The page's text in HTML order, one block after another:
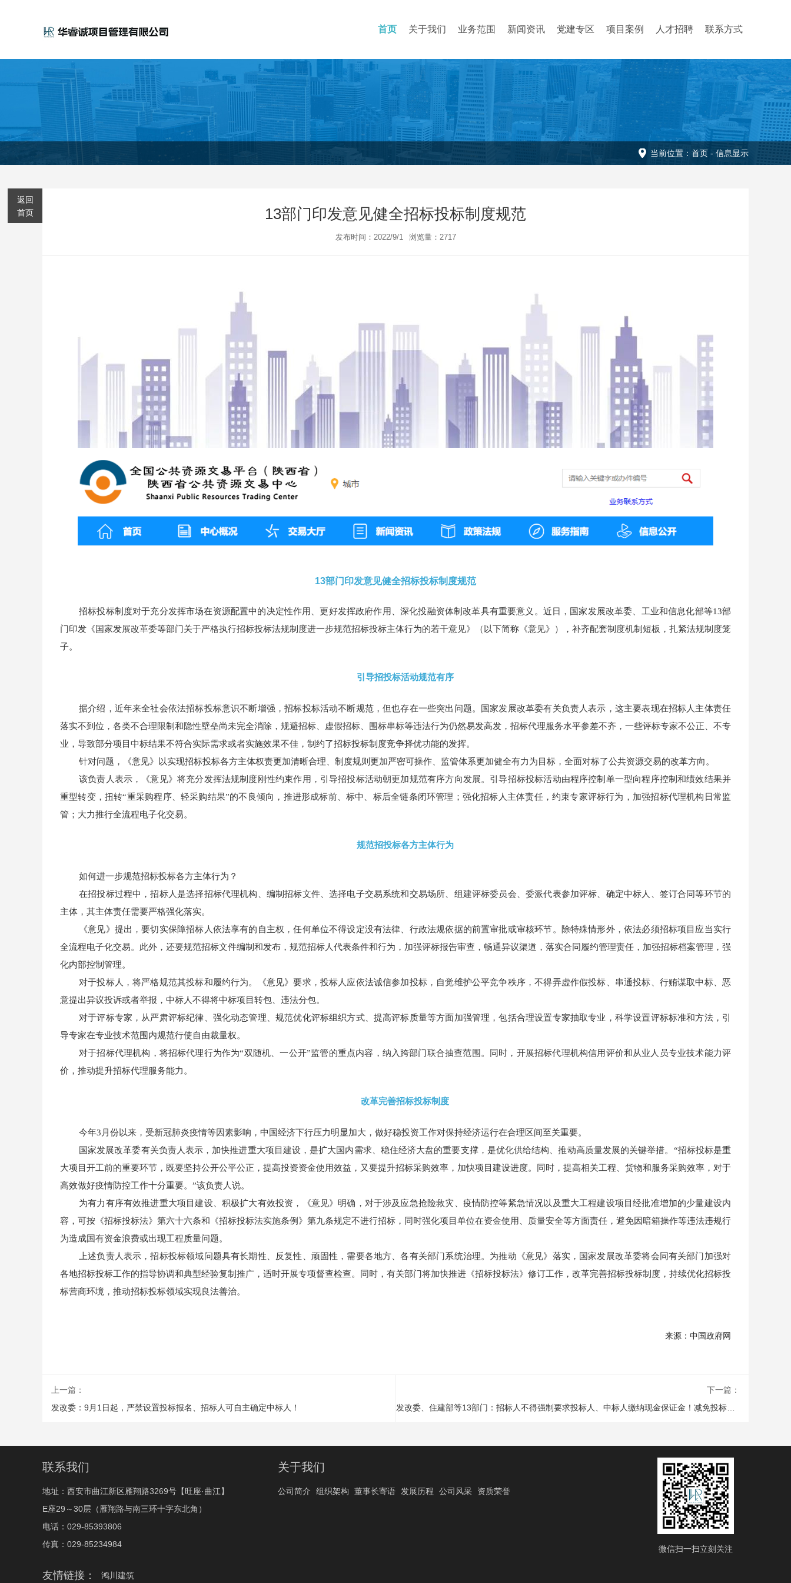
首页 关于我们 业务范围 新闻资讯 党建专区 项目案例 人才招聘 联系方式
当前位置： 首页 - 信息显示
返回
首页
13部门印发意见健全招标投标制度规范
发布时间：2022/9/1 浏览量：2717
13部门印发意见健全招标投标制度规范
招标投标制度对于充分发挥市场在资源配置中的决定性作用、更好发挥政府作用、深化投融资体制改革具有重要意义。近日，国家发展改革委、工业和信息化部等13部
门印发《国家发展改革委等部门关于严格执行招标投标法规制度进一步规范招标投标主体行为的若干意见》（以下简称《意见》），补齐配套制度机制短板，扎紧法规制度笼
子。
引导招投标活动规范有序
据介绍，近年来全社会依法招标投标意识不断增强，招标投标活动不断规范，但也存在一些突出问题。国家发展改革委有关负责人表示，这主要表现在招标人主体责任
落实不到位，各类不合理限制和隐性壁垒尚未完全消除，规避招标、虚假招标、围标串标等违法行为仍然易发高发，招标代理服务水平参差不齐，一些评标专家不公正、不专
业，导致部分项目中标结果不符合实际需求或者实施效果不佳，制约了招标投标制度竞争择优功能的发挥。
针对问题，《意见》以实现招标投标各方主体权责更加清晰合理、制度规则更加严密可操作、监管体系更加健全有力为目标，全面对标了公共资源交易的改革方向。
该负责人表示，《意见》将充分发挥法规制度刚性约束作用，引导招投标活动朝更加规范有序方向发展。引导招标投标活动由程序控制单一型向程序控制和绩效结果并
重型转变，扭转“重采购程序、轻采购结果”的不良倾向，推进形成标前、标中、标后全链条闭环管理；强化招标人主体责任，约束专家评标行为，加强招标代理机构日常监
管；大力推行全流程电子化交易。
规范招投标各方主体行为
如何进一步规范招标投标各方主体行为？
在招投标过程中，招标人是选择招标代理机构、编制招标文件、选择电子交易系统和交易场所、组建评标委员会、委派代表参加评标、确定中标人、签订合同等环节的
主体，其主体责任需要严格强化落实。
《意见》提出，要切实保障招标人依法享有的自主权，任何单位不得设定没有法律、行政法规依据的前置审批或审核环节。除特殊情形外，依法必须招标项目应当实行
全流程电子化交易。此外，还要规范招标文件编制和发布，规范招标人代表条件和行为，加强评标报告审查，畅通异议渠道，落实合同履约管理责任，加强招标档案管理，强
化内部控制管理。
对于投标人，将严格规范其投标和履约行为。《意见》要求，投标人应依法诚信参加投标，自觉维护公平竞争秩序，不得弄虚作假投标、串通投标、行贿谋取中标、恶
意提出异议投诉或者举报，中标人不得将中标项目转包、违法分包。
对于评标专家，从严肃评标纪律、强化动态管理、规范优化评标组织方式、提高评标质量等方面加强管理，包括合理设置专家抽取专业，科学设置评标标准和方法，引
导专家在专业技术范围内规范行使自由裁量权。
对于招标代理机构，将招标代理行为作为“双随机、一公开”监管的重点内容，纳入跨部门联合抽查范围。同时，开展招标代理机构信用评价和从业人员专业技术能力评
价，推动提升招标代理服务能力。
改革完善招标投标制度
今年3月份以来，受新冠肺炎疫情等因素影响，中国经济下行压力明显加大，做好稳投资工作对保持经济运行在合理区间至关重要。
国家发展改革委有关负责人表示，加快推进重大项目建设，是扩大国内需求、稳住经济大盘的重要支撑，是优化供给结构、推动高质量发展的关键举措。“招标投标是重
大项目开工前的重要环节，既要坚持公开公平公正，提高投资资金使用效益，又要提升招标采购效率，加快项目建设进度。同时，提高相关工程、货物和服务采购效率，对于
高效做好疫情防控工作十分重要。”该负责人说。
为有力有序有效推进重大项目建设、积极扩大有效投资，《意见》明确，对于涉及应急抢险救灾、疫情防控等紧急情况以及重大工程建设项目经批准增加的少量建设内
容，可按《招标投标法》第六十六条和《招标投标法实施条例》第九条规定不进行招标，同时强化项目单位在资金使用、质量安全等方面责任，避免因暗箱操作等违法违规行
为造成国有资金浪费或出现工程质量问题。
上述负责人表示，招标投标领域问题具有长期性、反复性、顽固性，需要各地方、各有关部门系统治理。为推动《意见》落实，国家发展改革委将会同有关部门加强对
各地招标投标工作的指导协调和典型经验复制推广，适时开展专项督查检查。同时，有关部门将加快推进《招标投标法》修订工作，改革完善招标投标制度，持续优化招标投
标营商环境，推动招标投标领域实现良法善治。
来源：中国政府网
上一篇：
发改委：9月1日起，严禁设置投标报名、招标人可自主确定中标人！
下一篇：
联系我们
地址：西安市曲江新区雁翔路3269号【旺座·曲江】
E座29～30层（雁翔路与南三环十字东北角）
电话：029-85393806
传真：029-85234984
关于我们
公司简介 组织架构 董事长寄语 发展历程 公司风采 资质荣誉
微信扫一扫立刻关注
友情链接： 鸿川建筑